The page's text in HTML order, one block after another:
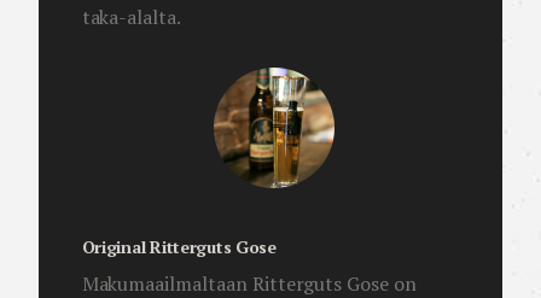
taka-alalta.
Original Ritterguts Gose
Makumaailmaltaan Ritterguts Gose on